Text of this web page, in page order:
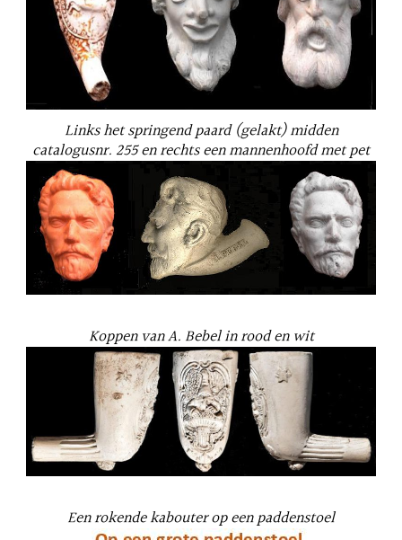
Links het springend paard (gelakt) midden
catalogusnr. 255 en rechts een mannenhoofd met pet
Koppen van A. Bebel in rood en wit
Een rokende kabouter op een paddenstoel